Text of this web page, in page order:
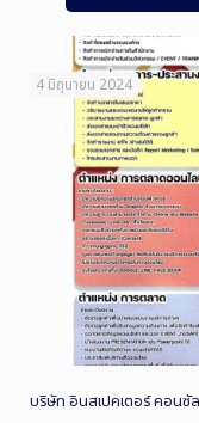
4 มิถุนายน 2024
บริษัท อินสเปคเตอร์ คอน